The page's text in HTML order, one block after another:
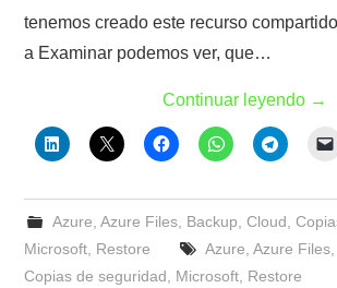
tenemos creado este recurso
a Examinar podemos ver, que…
Continuar leyendo →
Azure Azure Files, Backup Cloud
Microsoft Restore Azure Azure Files,
Copias de seguridad
Microsoft Restore